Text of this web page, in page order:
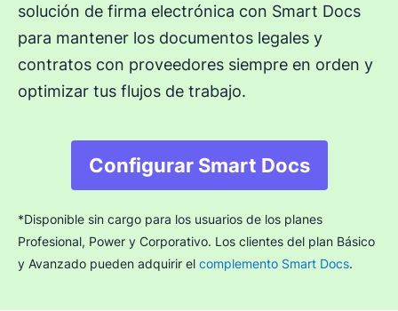
solución de firma electrónica con Smart Docs
para mantener los documentos legales y
contratos con proveedores siempre en orden y
optimizar tus flujos de trabajo.
Configurar Smart Docs
Se abre en una
*Disponible sin cargo para los usuarios de los planes
Profesional, Power y Corporativo. Los clientes del plan Básico
y Avanzado pueden adquirir el complemento Smart Docs.